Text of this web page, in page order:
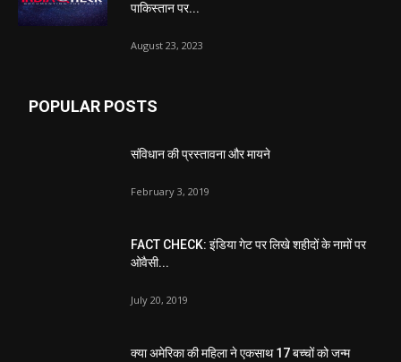
पाकिस्तान पर...
August 23, 2023
POPULAR POSTS
संविधान की प्रस्तावना और मायने
February 3, 2019
FACT CHECK: इंडिया गेट पर लिखे शहीदों के नामों पर
ओवैसी...
July 20, 2019
क्या अमेरिका की महिला ने एकसाथ 17 बच्चों को जन्म